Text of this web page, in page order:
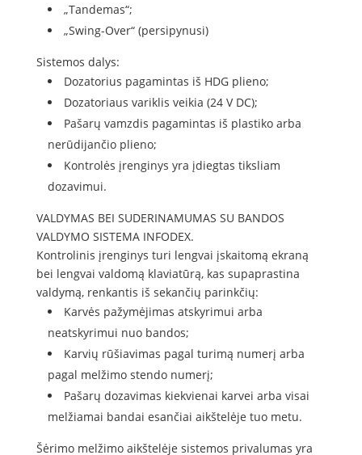
„Tandemas“;
„Swing-Over“ (persipynusi)
Sistemos dalys:
Dozatorius pagamintas iš HDG plieno;
Dozatoriaus variklis veikia (24 V DC);
Pašarų vamzdis pagamintas iš plastiko arba
nerūdijančio plieno;
Kontrolės įrenginys yra įdiegtas tiksliam
dozavimui.
VALDYMAS BEI SUDERINAMUMAS SU BANDOS
VALDYMO SISTEMA INFODEX.
Kontrolinis įrenginys turi lengvai įskaitomą ekraną
bei lengvai valdomą klaviatūrą, kas supaprastina
valdymą, renkantis iš sekančių parinkčių:
Karvės pažymėjimas atskyrimui arba
neatskyrimui nuo bandos;
Karvių rūšiavimas pagal turimą numerį arba
pagal melžimo stendo numerį;
Pašarų dozavimas kiekvienai karvei arba visai
melžiamai bandai esančiai aikštelėje tuo metu.
Šėrimo melžimo aikštelėje sistemos privalumas yra